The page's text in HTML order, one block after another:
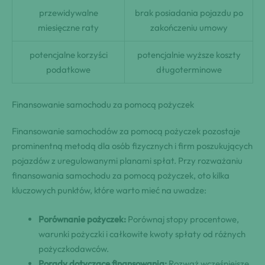
przewidywalne
miesięczne raty
brak posiadania pojazdu po
zakończeniu umowy
potencjalne korzyści
podatkowe
potencjalnie wyższe koszty
długoterminowe
Finansowanie samochodu za pomocą pożyczek
Finansowanie samochodów za pomocą pożyczek pozostaje
prominentną metodą dla osób fizycznych i firm poszukujących
pojazdów z uregulowanymi planami spłat. Przy rozważaniu
finansowania samochodu za pomocą pożyczek, oto kilka
kluczowych punktów, które warto mieć na uwadze:
Porównanie pożyczek: Porównaj stopy procentowe,
warunki pożyczki i całkowite kwoty spłaty od różnych
pożyczkodawców.